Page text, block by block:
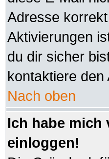
Adresse
Aktivierungen
du dir sicher
kontaktiere den
Nach oben
Ich habe mich
einloggen!